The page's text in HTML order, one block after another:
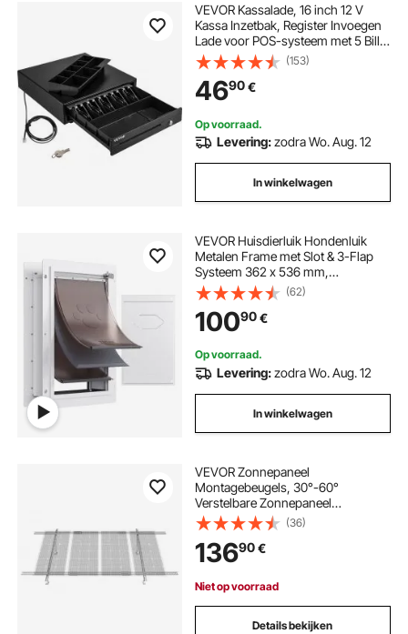
VEVOR Kassalade, 16 inch 12 V
Kassa Inzetbak, Register Invoegen
Lade voor POS-systeem met 5 Bill 8
Coin, Verwijderbaar Muntvak en 2
Sleutels, RJ11/RJ12-kabel voor
Supermarkt Bar Coffeeshop
Restaurant
(153)
4690€
Op voorraad.
Levering:zodra Wo. Aug. 12
In winkelwagen
VEVOR Huisdierluik Hondenluik
Metalen Frame met Slot & 3-Flap
Systeem 362 x 536 mm,
Weerbestendig Hondenluik
Huisdierluik Geschikt voor Katten
Honden Kittens (Wit-L) Eenvoudige
Installatie
(62)
10090€
Op voorraad.
Levering:zodra Wo. Aug. 12
In winkelwagen
VEVOR Zonnepaneel
Montagebeugels, 30°-60°
Verstelbare Zonnepaneel
Montagebeugels voor 1-4
Zonnepanelen, Zonnepaneel
Montageset, Montagesysteem voor
Boerderijen, Campers, Boten, Off-
Grid Systeem
(36)
13690€
Niet op voorraad
Details bekijken